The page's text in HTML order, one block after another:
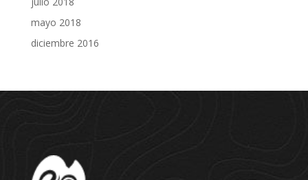
mayo 2018
diciembre 2016